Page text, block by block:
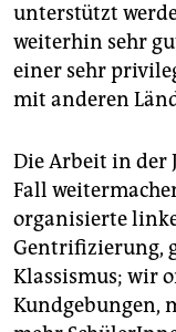
unterstützt
weiterhin sehr
einer sehr
mit anderen
Die Arbeit in der
Fall
organisierte linke
Gentrifizierung,
Klassismus; wir
Kundgebungen,